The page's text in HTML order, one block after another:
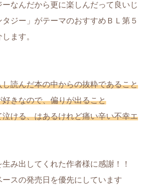
ーなんだから更に楽しんだって良いじ
ジー」がテーマのおすすめＢＬ第５
ます。
読んだ本の中からの抜粋であること
きなので、偏りが出ること
ける、はあるけれど痛い辛い不幸エ
み出してくれた作者様に感謝！！
スの発売日を優先にしています